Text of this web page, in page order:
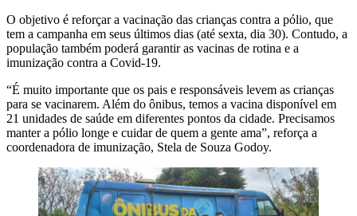
O objetivo é reforçar a vacinação das crianças contra a pólio, que
tem a campanha em seus últimos dias (até sexta, dia 30). Contudo, a
população também poderá garantir as vacinas de rotina e a
imunização contra a Covid-19.
“É muito importante que os pais e responsáveis levem as crianças
para se vacinarem. Além do ônibus, temos a vacina disponível em
21 unidades de saúde em diferentes pontos da cidade. Precisamos
manter a pólio longe e cuidar de quem a gente ama”, reforça a
coordenadora de imunização, Stela de Souza Godoy.